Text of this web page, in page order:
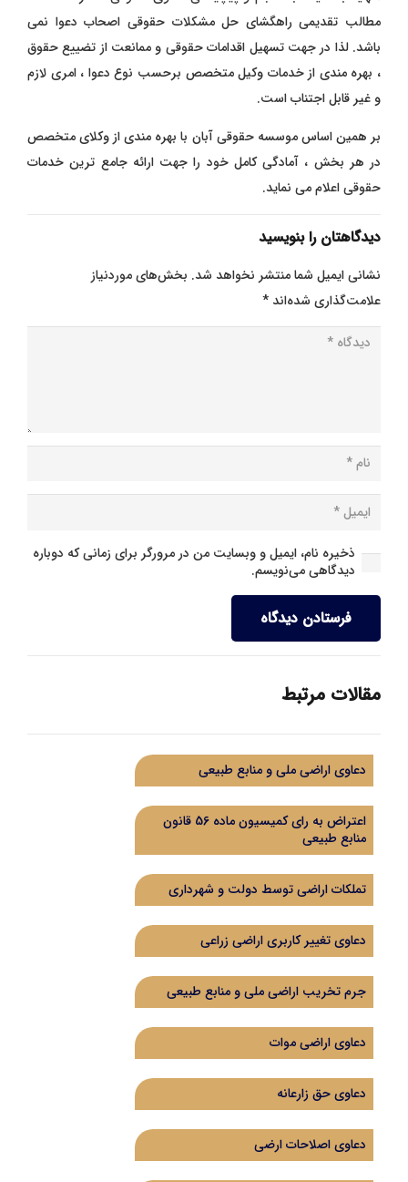
مطالب تقدیمی راهگشای حل مشکلات حقوقی اصحاب دعوا نمی
باشد. لذا در جهت تسهیل اقدامات حقوقی و ممانعت از تضییع حقوق
، بهره مندی از خدمات وکیل متخصص برحسب نوع دعوا ، امری لازم
و غیر قابل اجتناب است.
بر همین اساس موسسه حقوقی آبان با بهره مندی از وکلای متخصص
در هر بخش ، آمادگی کامل خود را جهت ارائه جامع ترین خدمات
حقوقی اعلام می نماید.
دیدگاهتان را بنویسید
نشانی ایمیل شما منتشر نخواهد شد. بخش‌های موردنیاز
علامت‌گذاری شده‌اند*
ذخیره نام، ایمیل و وبسایت من در مرورگر برای زمانی که دوباره
دیدگاهی می‌نویسم.
فرستادن دیدگاه
مقالات مرتبط
دعاوی اراضی ملی و منابع طبیعی
اعتراض به رای کمیسیون ماده 56 قانون
منابع طبیعی
تملکات اراضی توسط دولت و شهرداری
دعاوی تغییر کاربری اراضی زراعی
جرم تخریب اراضی ملی و منابع طبیعی
دعاوی اراضی موات
دعاوی حق زارعانه
دعاوی اصلاحات ارضی